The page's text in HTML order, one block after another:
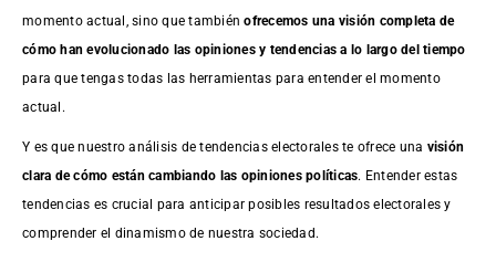
momento actual, sino que tambiénofrecemos una visión completa de
cómo han evolucionado las opiniones y tendencias a lo largo del tiempo
para que tengas todas las herramientas para entender el momento
actual.
Y es que nuestro análisis de tendencias electorales te ofrece una visión
clara de cómo están cambiando las opiniones políticas. Entender estas
tendencias es crucial para anticipar posibles resultados electorales y
comprender el dinamismo de nuestra sociedad.